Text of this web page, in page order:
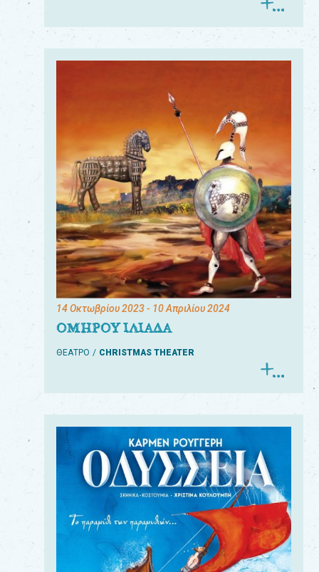
14 Οκτωβρίου 2023- 10 Απριλίου 2024
ΟΜΗΡΟΥ ΙΛΙΑΔΑ
ΘΕΑΤΡΟ CHRISTMAS THEATER